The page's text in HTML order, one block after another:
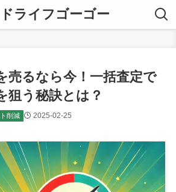
ライフゴーゴー
売るなら今！一括査定で
狙う秘訣とは？
削減 2025-02-25